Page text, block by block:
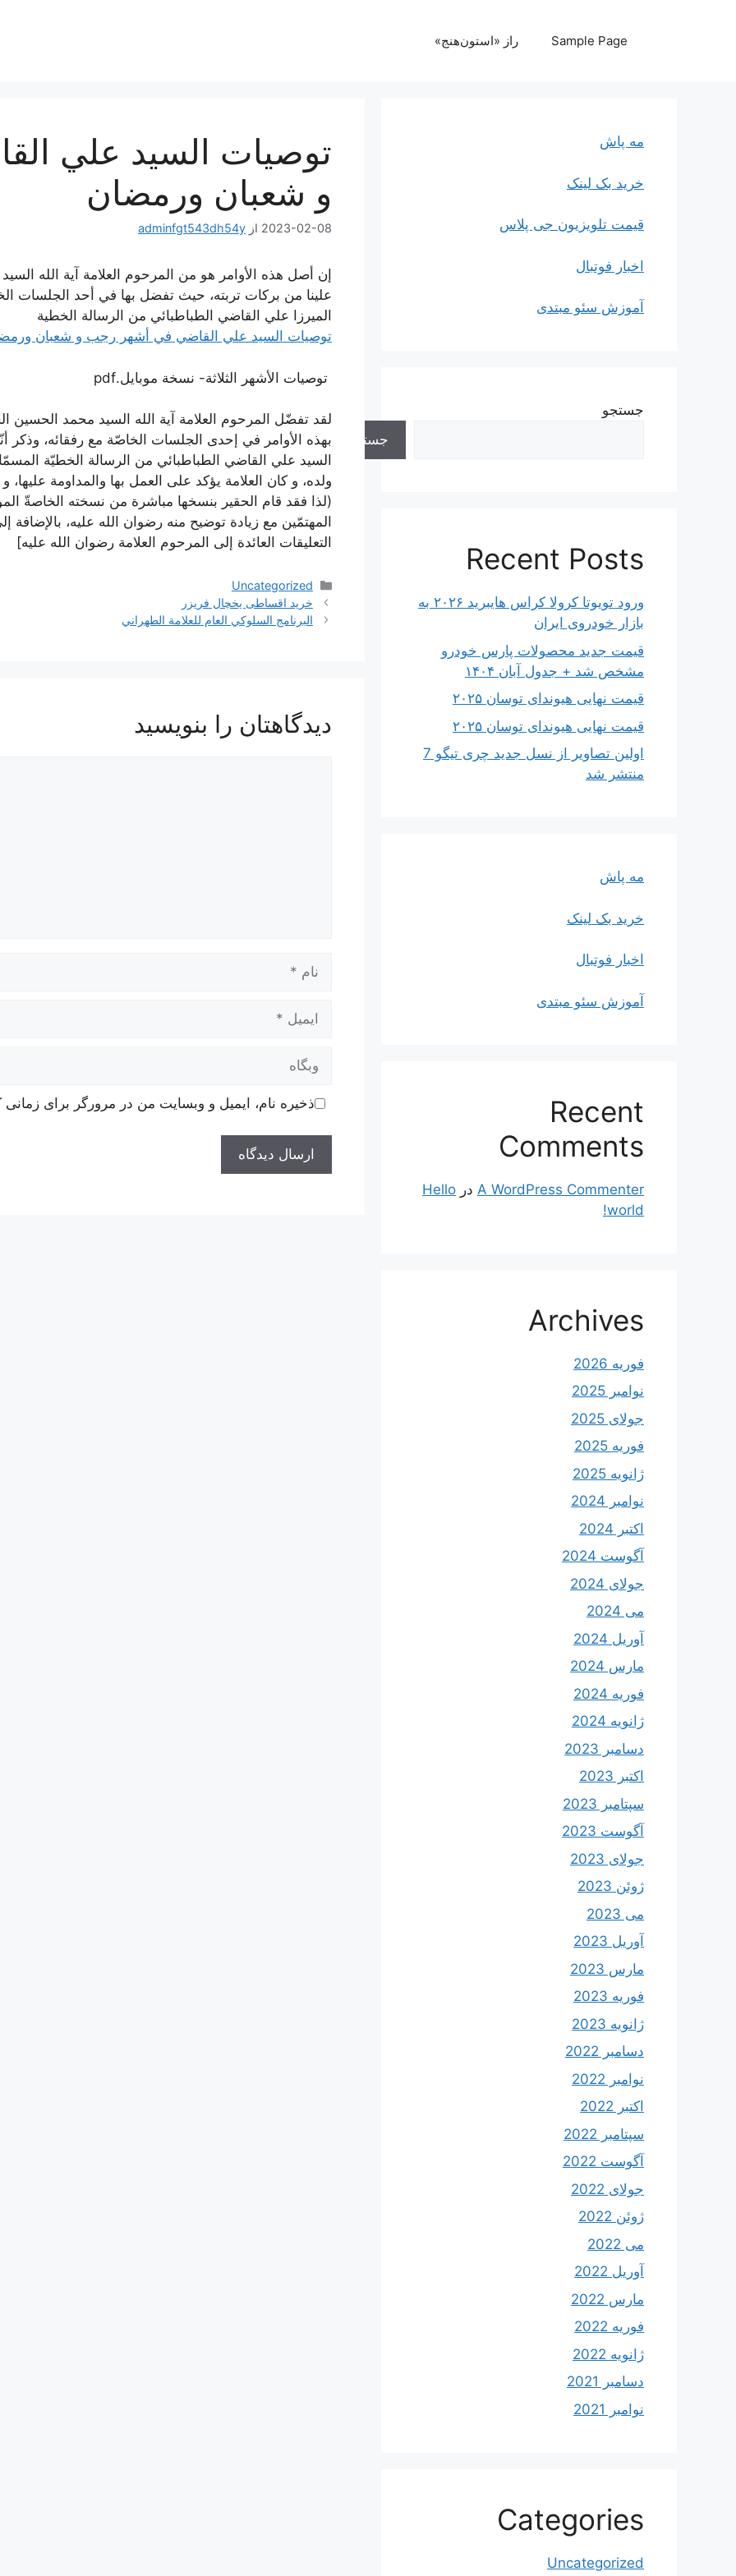
Sample Page راز «استون‌هنج»
توصيات السيد علي
و شعبان ورمضان
2023-02-08 از adminfgt543dh54y
إن أصل هذه الأوامر هو من المرحوم العلامة آية الله
علينا من بركات تربته، حيث تفضل بها في أحد الجلسات
الميرزا علي القاضي الطباطبائي من الرسالة الخطية
توصيات السيد علي القاضي في أشهر رجب و شعبان
توصيات الأشهر الثلاثة- نسخة موبايل.pdf
لقد تفضّل المرحوم العلامة آية الله السيد محمد الحسين
بهذه الأوامر في إحدى الجلسات الخاصّة مع رفقائه، وذكر
السيد علي القاضي الطباطبائي من الرسالة الخطيّة
ولده، و كان العلامة يؤكد على العمل بها والمداومة
(لذا فقد قام الحقير بنسخها مباشرة من نسخته الخاصةّ
المهتمّين مع زيادة توضيح منه رضوان الله عليه،
التعليقات العائدة إلى المرحوم العلامة رضوان الله عليه]
دسته‌ها
Uncategorized
خرید اقساطی یخچال فریزر
البرنامج السلوكي العام للعلامة الطهراني
دیدگاهتان را بنویسید
ایمیل
وبگاه
ذخیره نام، ایمیل و وبسایت من در مرورگر برای
مه پاش
خرید بک لینک
قیمت تلویزیون جی پلاس
اخبار فوتبال
آموزش سئو مبتدی
جستجو
جستجو
Recent Posts
ورود تویوتا کرولا کراس هایبرید ۲۰۲۶ به
بازار خودروی ایران
قیمت جدید محصولات پارس خودرو
مشخص شد + جدول آبان ۱۴۰۴
قیمت نهایی هیوندای توسان ۲۰۲۵
قیمت نهایی هیوندای توسان ۲۰۲۵
اولین تصاویر از نسل جدید چری تیگو 7
منتشر شد
مه پاش
خرید بک لینک
اخبار فوتبال
آموزش سئو مبتدی
Recent
Comments
A WordPress Commenter در Hello
world!
Archives
فوریه 2026
نوامبر 2025
جولای 2025
فوریه 2025
ژانویه 2025
نوامبر 2024
اکتبر 2024
آگوست 2024
جولای 2024
می 2024
آوریل 2024
مارس 2024
فوریه 2024
ژانویه 2024
دسامبر 2023
اکتبر 2023
سپتامبر 2023
آگوست 2023
جولای 2023
ژوئن 2023
می 2023
آوریل 2023
مارس 2023
فوریه 2023
ژانویه 2023
دسامبر 2022
نوامبر 2022
اکتبر 2022
سپتامبر 2022
آگوست 2022
جولای 2022
ژوئن 2022
می 2022
آوریل 2022
مارس 2022
فوریه 2022
ژانویه 2022
دسامبر 2021
نوامبر 2021
Categories
Uncategorized